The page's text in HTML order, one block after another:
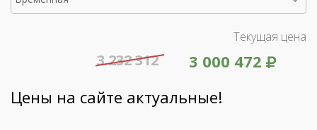
Текущая цена
3 000 472
3 232 312
Цены на сайте актуальные!